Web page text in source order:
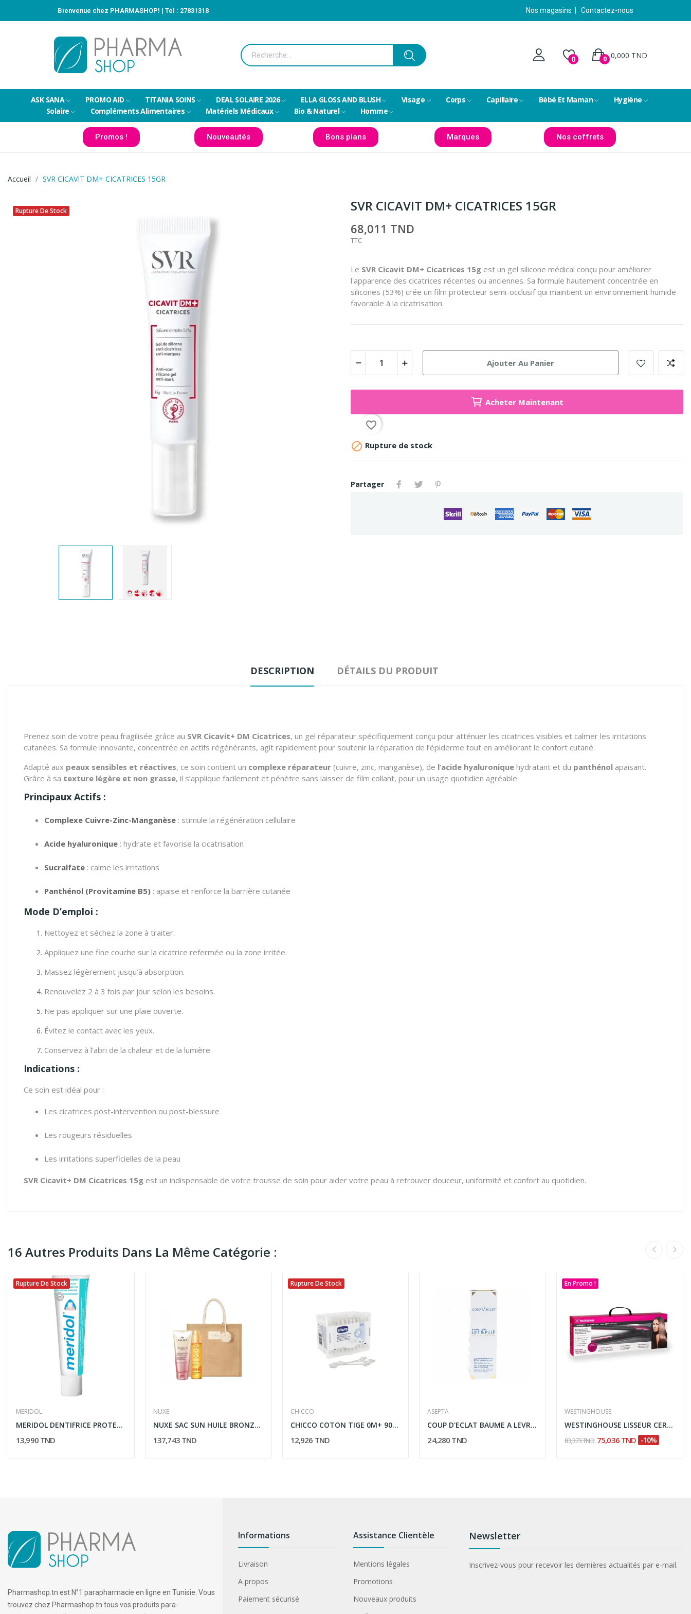
Bienvenue chez PHARMASHOP! | Tél : 27831318 Nos magasins Contactez-nous
0 0,000 TND
0
ASK SANA PROMO AID TITANIA SOINS DEAL SOLAIRE 2026 ELLA GLOSS AND BLUSH Visage Corps Capillaire Bébé Et Maman
Hygiène
Solaire
Compléments Alimentaires Matériels Médicaux Bio & Naturel Homme
Promos ! Nouveautés Bons plans Marques Nos coffrets
Accueil SVR CICAVIT DM+ CICATRICES 15GR
Rupture De Stock SVR CICAVIT DM+ CICATRICES 15GR
68,011 TND
TTC
Le SVR Cicavit DM+ Cicatrices 15g est un gel silicone médical conçu pour améliorer
l'apparence des cicatrices récentes ou anciennes. Sa formule hautement concentrée en
silicones (53%) crée un film protecteur semi-occlusif qui maintient un environnement humide
favorable à la cicatrisation.
Ajouter Au Panier
Acheter Maintenant
favorite_border
 Rupture de stock
Partager
DESCRIPTION DÉTAILS DU PRODUIT
Prenez soin de votre peau fragilisée grâce au SVR Cicavit+ DM Cicatrices, un gel réparateur spécifiquement conçu pour atténuer les cicatrices visibles et calmer les irritations
cutanées. Sa formule innovante, concentrée en actifs régénérants, agit rapidement pour soutenir la réparation de l’épiderme tout en améliorant le confort cutané.
Adapté aux peaux sensibles et réactives, ce soin contient un complexe réparateur (cuivre, zinc, manganèse), de l’acide hyaluronique hydratant et du panthénol apaisant.
Grâce à sa texture légère et non grasse, il s’applique facilement et pénètre sans laisser de film collant, pour un usage quotidien agréable.
Principaux Actifs :
Complexe Cuivre-Zinc-Manganèse : stimule la régénération cellulaire
Acide hyaluronique : hydrate et favorise la cicatrisation
Sucralfate : calme les irritations
Panthénol (Provitamine B5) : apaise et renforce la barrière cutanée
Mode D’emploi :
Nettoyez et séchez la zone à traiter.
Appliquez une fine couche sur la cicatrice refermée ou la zone irritée.
Massez légèrement jusqu’à absorption.
Renouvelez 2 à 3 fois par jour selon les besoins.
Ne pas appliquer sur une plaie ouverte.
Évitez le contact avec les yeux.
Conservez à l’abri de la chaleur et de la lumière.
Indications :
Ce soin est idéal pour :
Les cicatrices post-intervention ou post-blessure
Les rougeurs résiduelles
Les irritations superficielles de la peau
SVR Cicavit+ DM Cicatrices 15g est un indispensable de votre trousse de soin pour aider votre peau à retrouver douceur, uniformité et confort au quotidien.
16 Autres Produits Dans La Même Catégorie :
Rupture De Stock
MERIDOL
MERIDOL DENTIFRICE PROTECTION GENCIVES 75ML
13,990 TND
NUXE
NUXE SAC SUN HUILE BRONZANTE SPF50+...
137,743 TND
Rupture De Stock
CHICCO
CHICCO COTON TIGE 0M+ 90PCS
12,926 TND
ASEPTA
COUP D'ECLAT BAUME A LEVRES LIFT ET REPUL 15ML
24,280 TND
En Promo !
WESTINGHOUSE
WESTINGHOUSE LISSEUR CERAMIQUE TOURMALINE
83,373 TND 75,036 TND -10%
Pharmashop.tn est N°1 parapharmacie en ligne en Tunisie. Vous
trouvez chez Pharmashop.tn tous vos produits para-
Informations
Livraison
A propos
Paiement sécurisé
Assistance Clientèle
Mentions légales
Promotions
Nouveaux produits
Newsletter
Inscrivez-vous pour recevoir les dernières actualités par e-mail.